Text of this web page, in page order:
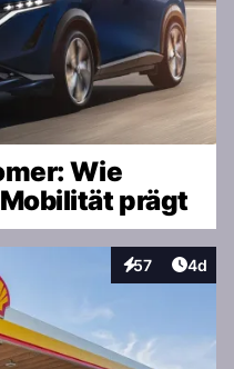
Wie
prägt
57
Interaktionen
4d